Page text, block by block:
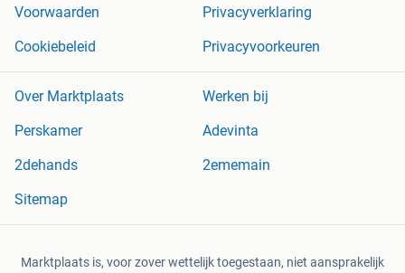
Voorwaarden
Privacyverklaring
Cookiebeleid
Privacyvoorkeuren
Over Marktplaats
Werken bij
Perskamer
Adevinta
2dehands
2ememain
Sitemap
Marktplaats is, voor zover wettelijk toegestaan, niet aansprakelijk